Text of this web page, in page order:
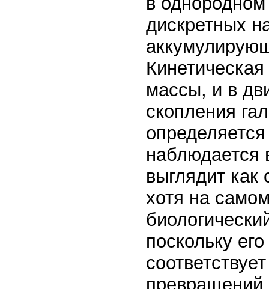
дискретных
массы, и в
скопления
выглядит как
хотя на
поскольку